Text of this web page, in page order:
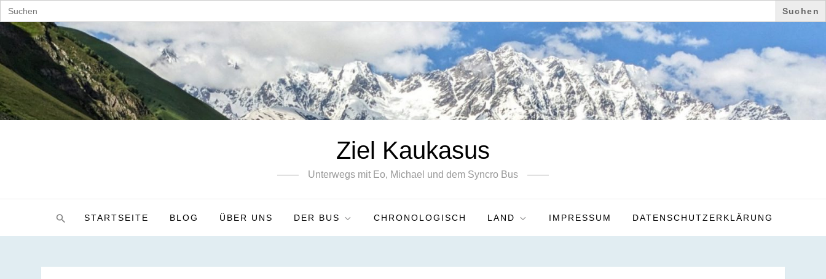
Search
for:
Skip
content
Ziel Kaukasus
Unterwegs mit Eo, Michael und dem Syncro Bus
STARTSEITE BLOG ÜBER UNS DER BUS CHRONOLOGISCH LAND IMPRESSUM DATENSCHUTZERKLÄRUNG